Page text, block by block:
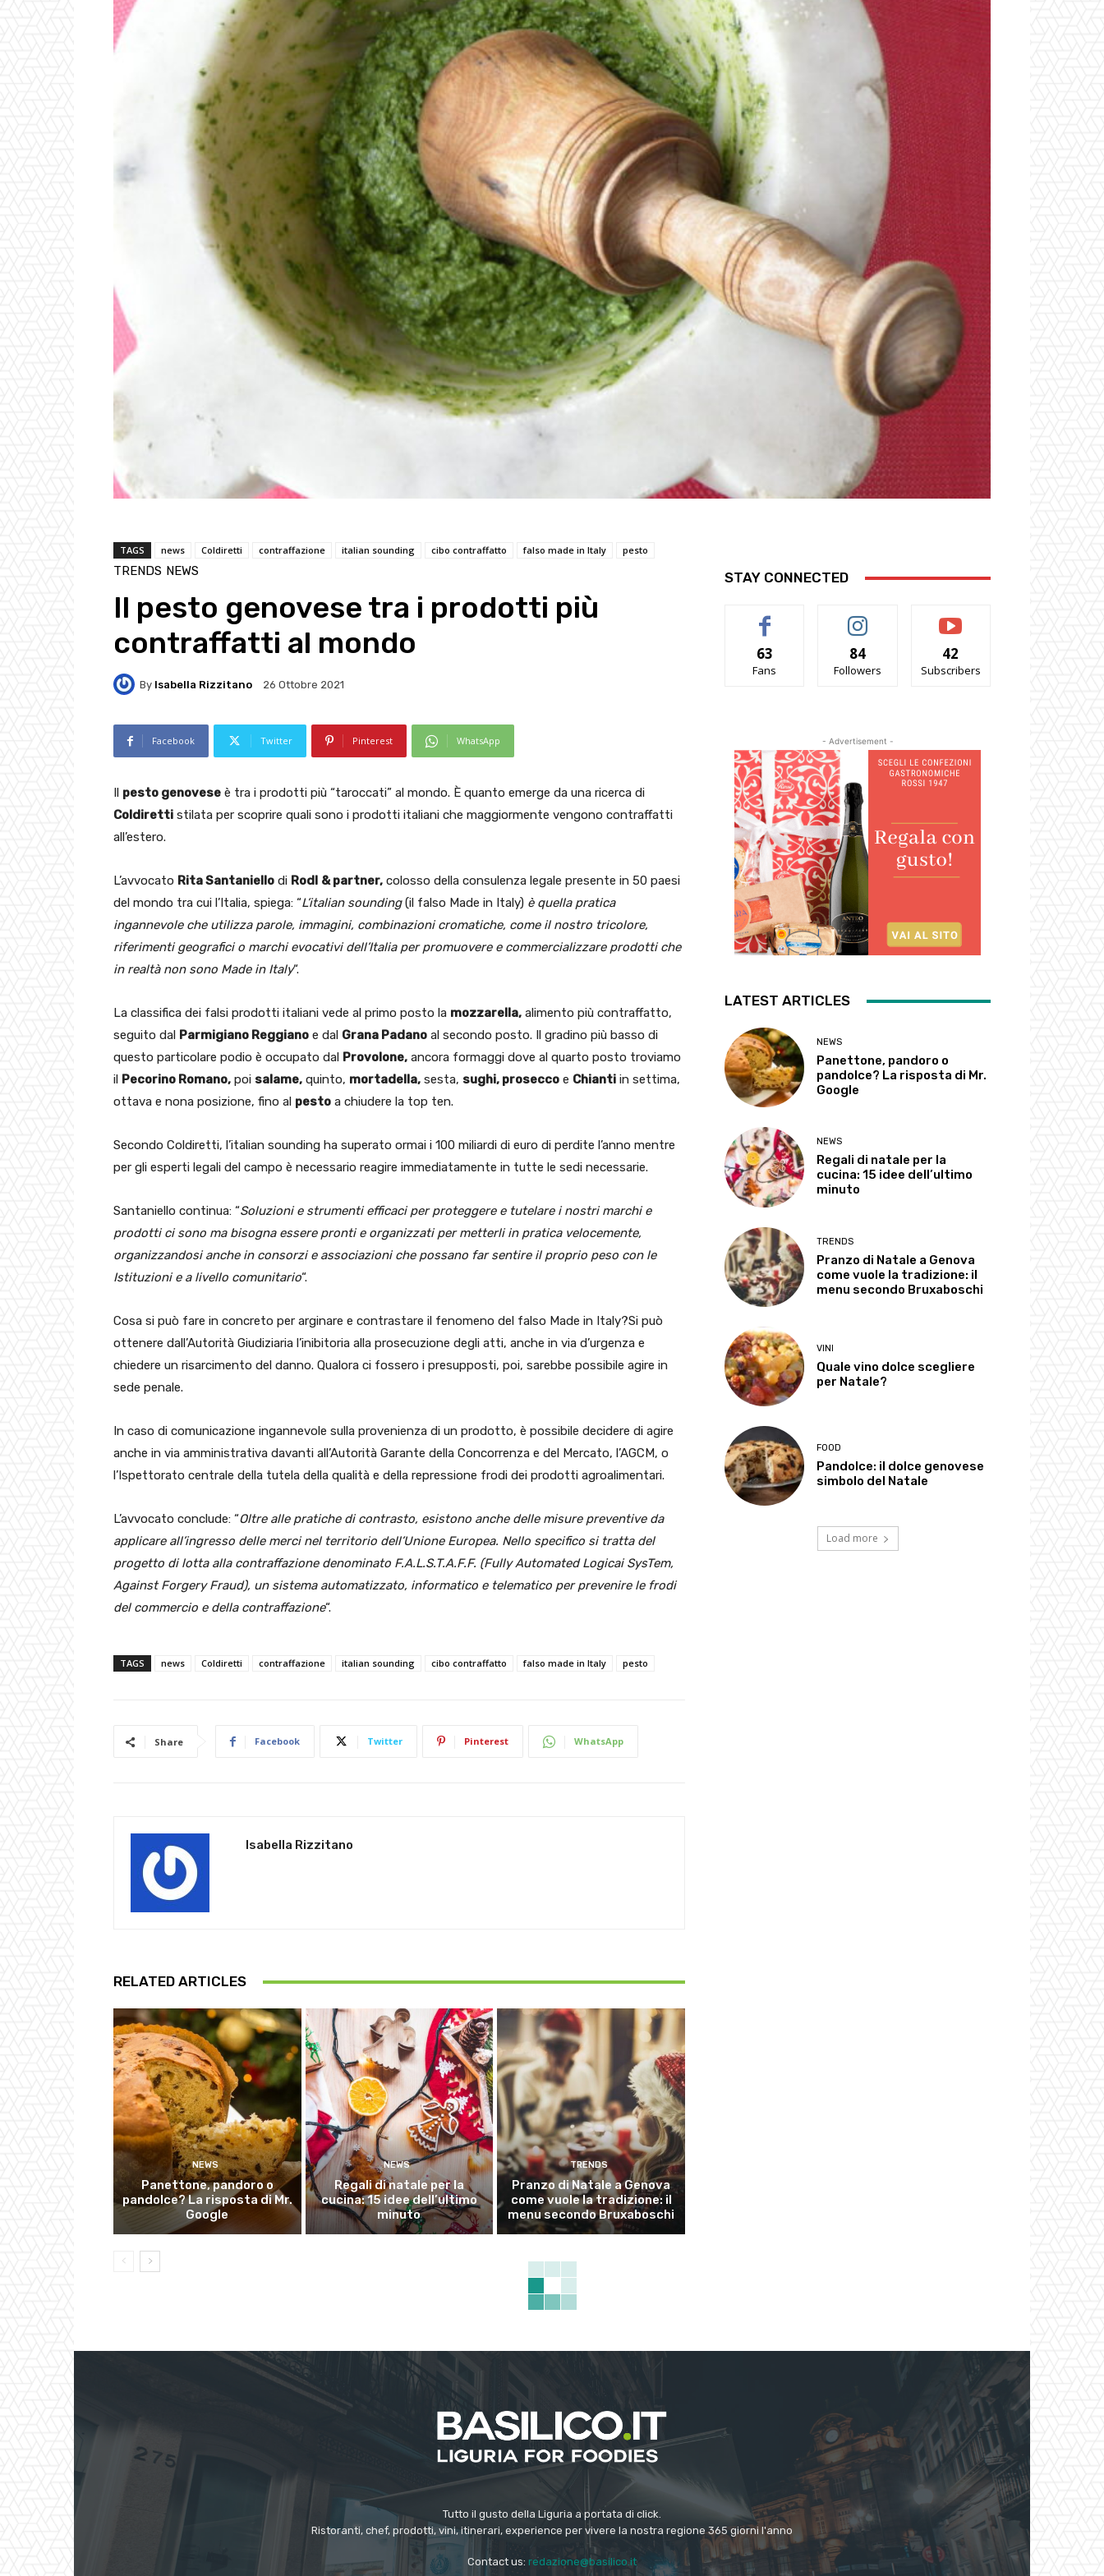
TAGS news Coldiretti contraffazione italian sounding cibo contraffatto falso made in Italy pesto
TRENDS NEWS
Il pesto genovese tra i prodotti più
contraffatti al mondo
By Isabella Rizzitano 26 Ottobre 2021
Facebook Twitter Pinterest WhatsApp
Il pesto genovese è tra i prodotti più “taroccati” al mondo. È quanto emerge da una ricerca di
Coldiretti stilata per scoprire quali sono i prodotti italiani che maggiormente vengono contraffatti
all’estero.
L’avvocato Rita Santaniello di Rodl & partner, colosso della consulenza legale presente in 50 paesi
del mondo tra cui l’Italia, spiega: “L’italian sounding(il falso Made in Italy) è quella pratica
ingannevole che utilizza parole, immagini, combinazioni cromatiche, come il nostro tricolore,
riferimenti geografici o marchi evocativi dell’Italia per promuovere e commercializzare prodotti che
in realtà non sono Made in Italy“.
La classifica dei falsi prodotti italiani vede al primo posto la mozzarella, alimento più contraffatto,
seguito dal Parmigiano Reggiano e dal Grana Padano al secondo posto. Il gradino più basso di
questo particolare podio è occupato dal Provolone, ancora formaggi dove al quarto posto troviamo
il Pecorino Romano, poi salame, quinto, mortadella, sesta, sughi, prosecco e Chianti in settima,
ottava e nona posizione, fino al pesto a chiudere la top ten.
Secondo Coldiretti, l’italian sounding ha superato ormai i 100 miliardi di euro di perdite l’anno mentre
per gli esperti legali del campo è necessario reagire immediatamente in tutte le sedi necessarie.
Santaniello continua: “Soluzioni e strumenti efficaci per proteggere e tutelare i nostri marchi e
prodotti ci sono ma bisogna essere pronti e organizzati per metterli in pratica velocemente,
organizzandosi anche in consorzi e associazioni che possano far sentire il proprio peso con le
Istituzioni e a livello comunitario“.
Cosa si può fare in concreto per arginare e contrastare il fenomeno del falso Made in Italy?Si può
ottenere dall’Autorità Giudiziaria l’inibitoria alla prosecuzione degli atti, anche in via d’urgenza e
chiedere un risarcimento del danno. Qualora ci fossero i presupposti, poi, sarebbe possibile agire in
sede penale.
In caso di comunicazione ingannevole sulla provenienza di un prodotto, è possibile decidere di agire
anche in via amministrativa davanti all’Autorità Garante della Concorrenza e del Mercato, l’AGCM, o
l’Ispettorato centrale della tutela della qualità e della repressione frodi dei prodotti agroalimentari.
L’avvocato conclude: “Oltre alle pratiche di contrasto, esistono anche delle misure preventive da
applicare all’ingresso delle merci nel territorio dell’Unione Europea. Nello specifico si tratta del
progetto di lotta alla contraffazione denominato F.A.L.S.T.A.F.F. (Fully Automated Logicai SysTem,
Against Forgery Fraud), un sistema automatizzato, informatico e telematico per prevenire le frodi
del commercio e della contraffazione“.
TAGS news Coldiretti contraffazione italian sounding cibo contraffatto falso made in Italy pesto
Share Facebook Twitter Pinterest WhatsApp
Isabella Rizzitano
RELATED ARTICLES
NEWS
Panettone, pandoro o
pandolce? La risposta di Mr.
Google
NEWS
Regali di natale per la
cucina: 15 idee dell’ultimo
minuto
TRENDS
Pranzo di Natale a Genova
come vuole la tradizione: il
menu secondo Bruxaboschi
STAY CONNECTED
63
Fans
84
Followers
42
Subscribers
- Advertisement -
LATEST ARTICLES
NEWS
Panettone, pandoro o
pandolce? La risposta di Mr.
Google
NEWS
Regali di natale per la
cucina: 15 idee dell’ultimo
minuto
TRENDS
Pranzo di Natale a Genova
come vuole la tradizione: il
menu secondo Bruxaboschi
VINI
Quale vino dolce scegliere
per Natale?
FOOD
Pandolce: il dolce genovese
simbolo del Natale
Load more
Tutto il gusto della Liguria a portata di click.
Ristoranti, chef, prodotti, vini, itinerari, experience per vivere la nostra regione 365 giorni l'anno
Contact us: redazione@basilico.it